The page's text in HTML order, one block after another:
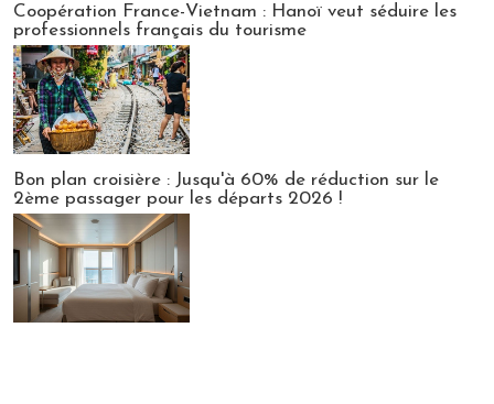
Coopération France-Vietnam : Hanoï veut séduire les
professionnels français du tourisme
Bon plan croisière : Jusqu'à 60% de réduction sur le
2ème passager pour les départs 2026 !